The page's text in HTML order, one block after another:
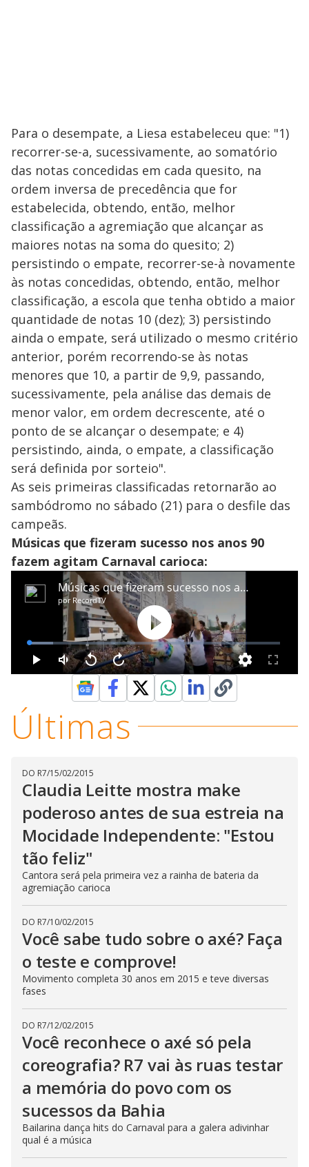
Para o desempate, a Liesa estabeleceu que: "1)
recorrer-se-a, sucessivamente, ao somatório
das notas concedidas em cada quesito, na
ordem inversa de precedência que for
estabelecida, obtendo, então, melhor
classificação a agremiação que alcançar as
maiores notas na soma do quesito; 2)
persistindo o empate, recorrer-se-à novamente
às notas concedidas, obtendo, então, melhor
classificação, a escola que tenha obtido a maior
quantidade de notas 10 (dez); 3) persistindo
ainda o empate, será utilizado o mesmo critério
anterior, porém recorrendo-se às notas
menores que 10, a partir de 9,9, passando,
sucessivamente, pela análise das demais de
menor valor, em ordem decrescente, até o
ponto de se alcançar o desempate; e 4)
persistindo, ainda, o empate, a classificação
será definida por sorteio".
As seis primeiras classificadas retornarão ao
sambódromo no sábado (21) para o desfile das
campeãs.
Músicas que fizeram sucesso nos anos 90
fazem agitam Carnaval carioca:
Últimas
DO R7/15/02/2015
Claudia Leitte mostra make
poderoso antes de sua estreia na
Mocidade Independente: "Estou
tão feliz"
Cantora será pela primeira vez a rainha de bateria da
agremiação carioca
DO R7/10/02/2015
Você sabe tudo sobre o axé? Faça
o teste e comprove!
Movimento completa 30 anos em 2015 e teve diversas
fases
DO R7/12/02/2015
Você reconhece o axé só pela
coreografia? R7 vai às ruas testar
a memória do povo com os
sucessos da Bahia
Bailarina dança hits do Carnaval para a galera adivinhar
qual é a música